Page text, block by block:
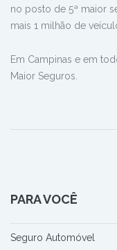
no posto de 5ª maior
mais 1 milhão de
Em Campinas e em
Maior Seguros.
PARA VOCÊ
Seguro Automóvel